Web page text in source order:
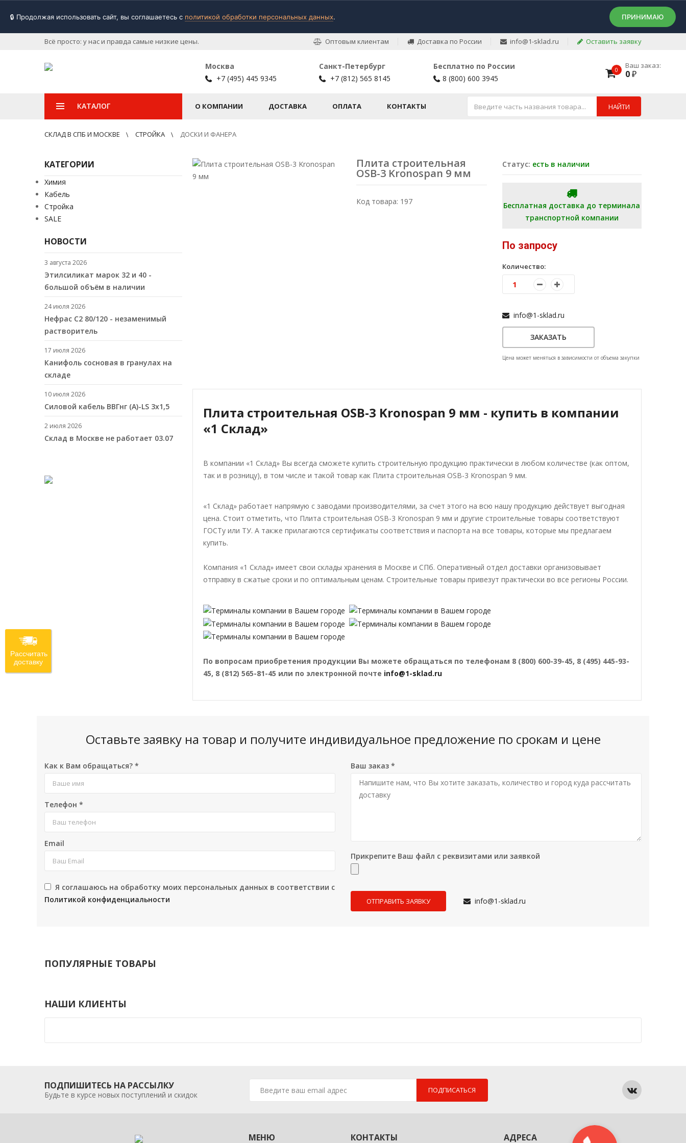
🔒 Продолжая использовать сайт, вы соглашаетесь с политикой обработки персональных данных. ПРИНИМАЮ
Всё просто: у нас и правда самые низкие цены. Оптовым клиентам Доставка по России info@1-sklad.ru Оставить заявку
Москва
+7 (495) 445 9345
Санкт-Петербург
+7 (812) 565 8145
Бесплатно по России
8 (800) 600 3945
0 Ваш заказ:
0 ₽
КАТАЛОГ О КОМПАНИИ ДОСТАВКА ОПЛАТА КОНТАКТЫ НАЙТИ
СКЛАД В СПБ И МОСКВЕ СТРОЙКА ДОСКИ И ФАНЕРА
Плита строительная
OSB-3 Kronospan 9 мм
Код товара: 197
Статус: есть в наличии
Бесплатная доставка до терминала
транспортной компании
По запросу
Количество:
info@1-sklad.ru
ЗАКАЗАТЬ
Цена может меняться в зависимости от объема закупки
Плита строительная OSB-3 Kronospan 9 мм - купить в компании
«1 Склад»
В компании «1 Склад» Вы всегда сможете купить строительную продукцию практически в любом количестве (как оптом,
так и в розницу), в том числе и такой товар как Плита строительная OSB-3 Kronospan 9 мм.
«1 Склад» работает напрямую с заводами производителями, за счет этого на всю нашу продукцию действует выгодная
цена. Стоит отметить, что Плита строительная OSB-3 Kronospan 9 мм и другие строительные товары соответствуют
ГОСТу или ТУ. А также прилагаются сертификаты соответствия и паспорта на все товары, которые мы предлагаем
купить.
Компания «1 Склад» имеет свои склады хранения в Москве и СПб. Оперативный отдел доставки организовывает
отправку в сжатые сроки и по оптимальным ценам. Строительные товары привезут практически во все регионы России.
По вопросам приобретения продукции Вы можете обращаться по телефонам 8 (800) 600-39-45, 8 (495) 445-93-
45, 8 (812) 565-81-45 или по электронной почте info@1-sklad.ru
КАТЕГОРИИ
Химия
Кабель
Стройка
SALE
НОВОСТИ
3 августа 2026
Этилсиликат марок 32 и 40 -
большой объём в наличии
24 июля 2026
Нефрас С2 80/120 - незаменимый
растворитель
17 июля 2026
Канифоль сосновая в гранулах на
складе
10 июля 2026
Cиловой кабель ВВГнг (A)-LS 3х1,5
2 июля 2026
Склад в Москве не работает 03.07
Оставьте заявку на товар и получите индивидуальное предложение по срокам и цене
Как к Вам обращаться? *
Телефон *
Email
Я соглашаюсь на обработку моих персональных данных в соответствии с
Политикой конфиденциальности
Ваш заказ *
Прикрепите Ваш файл с реквизитами или заявкой
info@1-sklad.ru
ПОПУЛЯРНЫЕ ТОВАРЫ
НАШИ КЛИЕНТЫ
ПОДПИШИТЕСЬ НА РАССЫЛКУ
Будьте в курсе новых поступлений и скидок ПОДПИСАТЬСЯ
МЕНЮ КОНТАКТЫ АДРЕСА
Рассчитать
доставку